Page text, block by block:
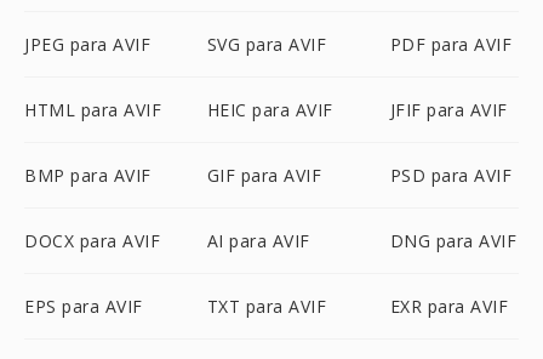
JPEG para AVIF SVG para AVIF PDF para AVIF
HTML para AVIF HEIC para AVIF JFIF para AVIF
BMP para AVIF GIF para AVIF PSD para AVIF
DOCX para AVIF AI para AVIF DNG para AVIF
EPS para AVIF TXT para AVIF EXR para AVIF